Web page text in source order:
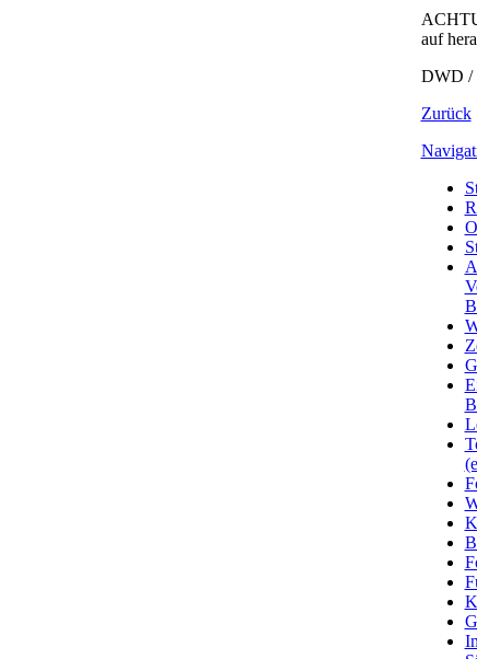
auf
DWD /
Zurück